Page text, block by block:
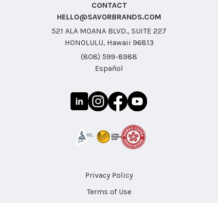
CONTACT
HELLO@SAVORBRANDS.COM
521 ALA MOANA BLVD., SUITE 227
HONOLULU, Hawaii 96813
(808) 599-8988
Español
Privacy Policy
Terms of Use